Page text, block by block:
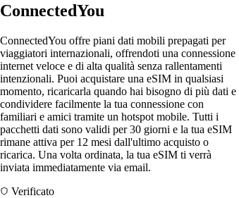
ConnectedYou
ConnectedYou offre piani dati mobili prepagati per
viaggiatori internazionali, offrendoti una connessione
internet veloce e di alta qualità senza rallentamenti
intenzionali. Puoi acquistare una eSIM in qualsiasi
momento, ricaricarla quando hai bisogno di più dati e
condividere facilmente la tua connessione con
familiari e amici tramite un hotspot mobile. Tutti i
pacchetti dati sono validi per 30 giorni e la tua eSIM
rimane attiva per 12 mesi dall'ultimo acquisto o
ricarica. Una volta ordinata, la tua eSIM ti verrà
inviata immediatamente via email.
Verificato